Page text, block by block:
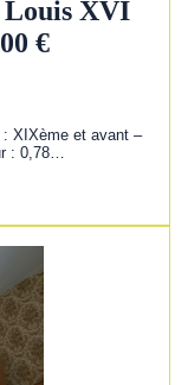
Louis XVI
€
: XIXème et avant –
: 0,78…